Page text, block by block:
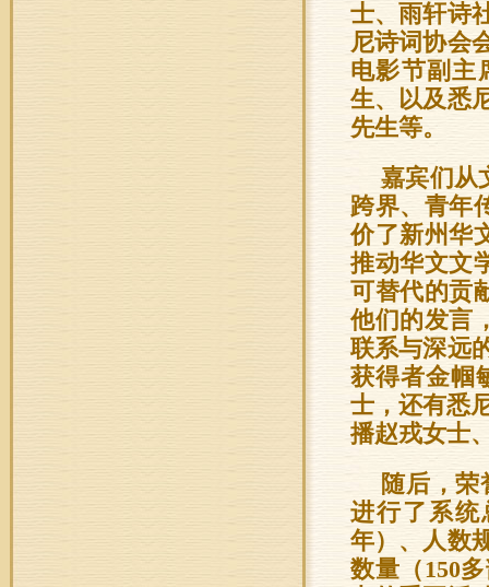
士、雨轩诗
尼诗词协会
电影节副主
生、以及悉
先生等。
嘉宾们从
跨界、青年
价了新州华
推动华文文
可替代的贡
他们的发言
联系与深远
获得者金帼
士，还有悉
播赵戎女士
随后，
进行了系统
年）、人数
数量（150